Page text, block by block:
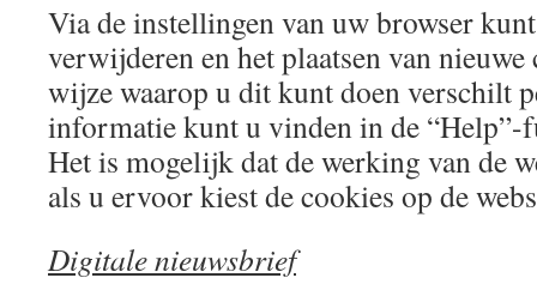
Via de instellingen van uw browser
verwijderen en het plaatsen van
wijze waarop u dit kunt doen verschilt
informatie kunt u vinden in de “Help”-
Het is mogelijk dat de werking van de
als u ervoor kiest de cookies op de
Digitale nieuwsbrief